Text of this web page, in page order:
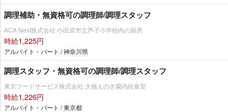
調理補助・無資格可の調理師/調理スタッフ
ACA Next株式会社 小田原市立芦子小学校内の厨房
時給1,225円
アルバイト・パート / 神奈川県
調理スタッフ・無資格可の調理師/調理スタッフ
東京フードサービス株式会社 大橋えのき園内給食室
時給1,226円
アルバイト・パート / 東京都